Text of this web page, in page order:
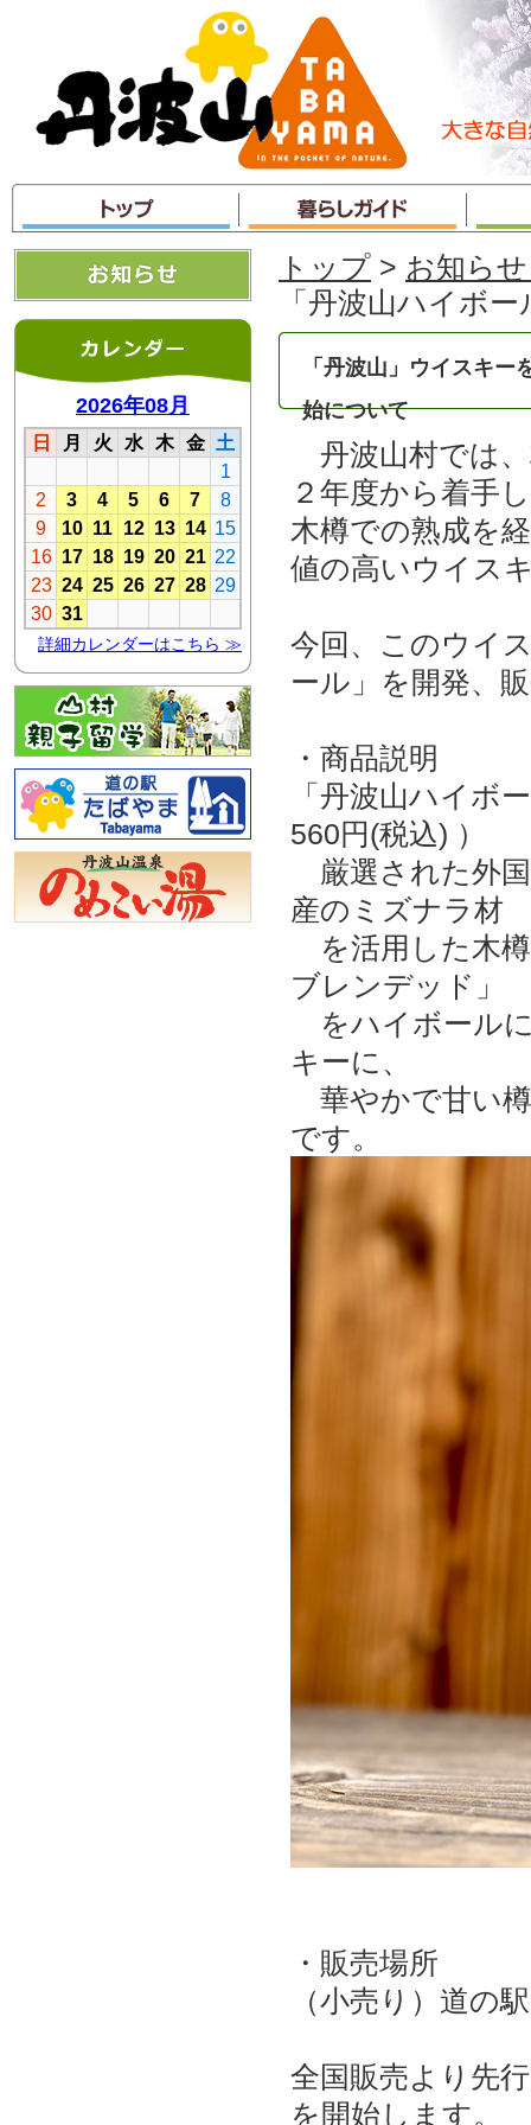
ャ
ン
プ
トップ > お知ら
「丹波山ハイボ
「丹波山」ウイスキ
始について
丹波山村では
２年度から着手
木樽での熟成を
値の高いウイス
今回、このウイ
ール」を開発、
・商品説明
「丹波山ハイボ
560円(税込) ）
厳選された外
産のミズナラ材
を活用した木
ブレンデッド」
をハイボール
キーに、
華やかで甘い
です。
・販売場所
（小売り）道の
全国販売より先
を開始します。